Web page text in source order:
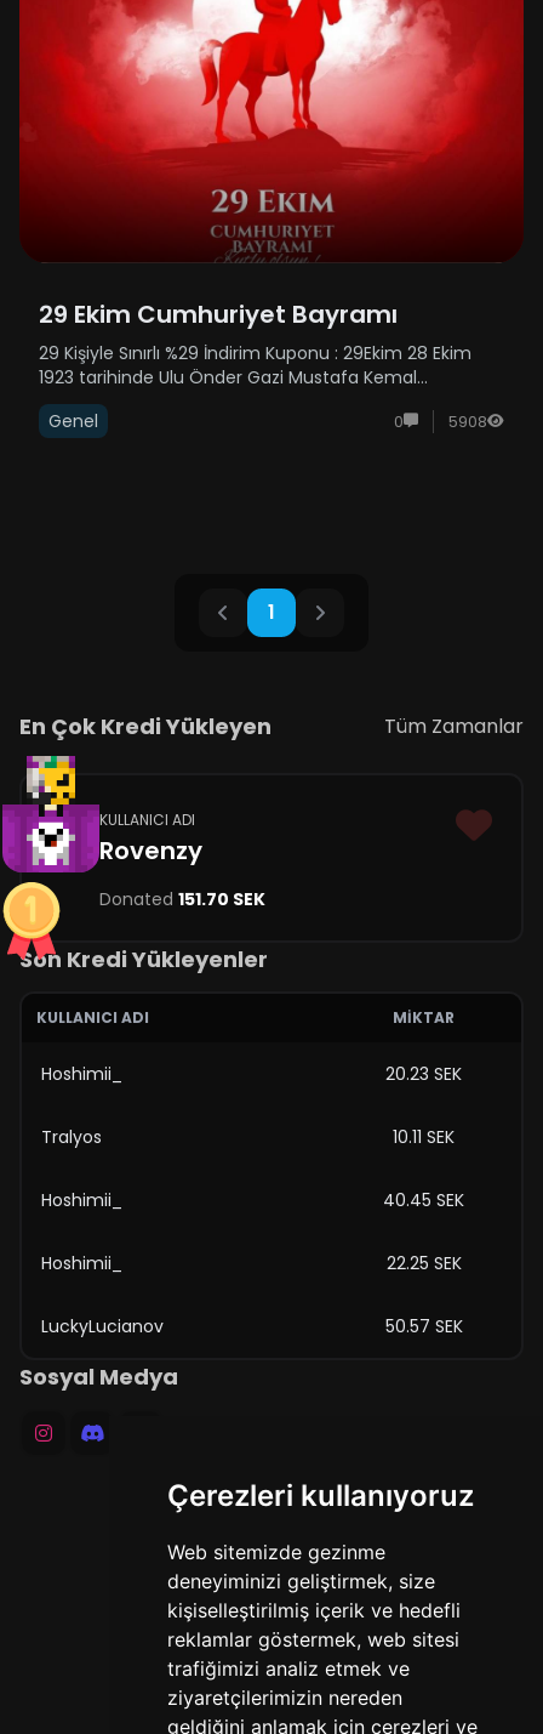
Çerezleri kullanıyoruz
Web sitemizde gezinme
deneyiminizi geliştirmek, size
kişiselleştirilmiş içerik ve hedefli
reklamlar göstermek, web sitesi
trafiğimizi analiz etmek ve
ziyaretçilerimizin nereden
geldiğini anlamak için çerezleri ve
29 Ekim Cumhuriyet Bayramı
29 Kişiyle Sınırlı %29 İndirim Kuponu : 29Ekim 28 Ekim
1923 tarihinde Ulu Önder Gazi Mustafa Kemal
Atatürk'ün “Efendiler! Yarın Cumhuriyet'i İlan Edeceğiz”
deyişi üzerine 29 Ekim 1923'te devletimizin adı Türkiye
Genel 0 5908
1
En Çok Kredi Yükleyen Tüm Zamanlar
KULLANICI ADI
Rovenzy
Donated 151.70 SEK
Son Kredi Yükleyenler
KULLANICI ADI MIKTAR
Hoshimii_ 20.23 SEK
Tralyos 10.11 SEK
Hoshimii_ 40.45 SEK
Hoshimii_ 22.25 SEK
LuckyLucianov 50.57 SEK
Sosyal Medya